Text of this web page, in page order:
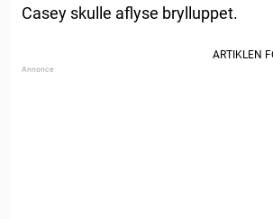
Casey skulle aflyse brylluppet.